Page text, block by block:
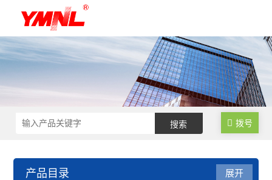
拨号
产品目录 展开